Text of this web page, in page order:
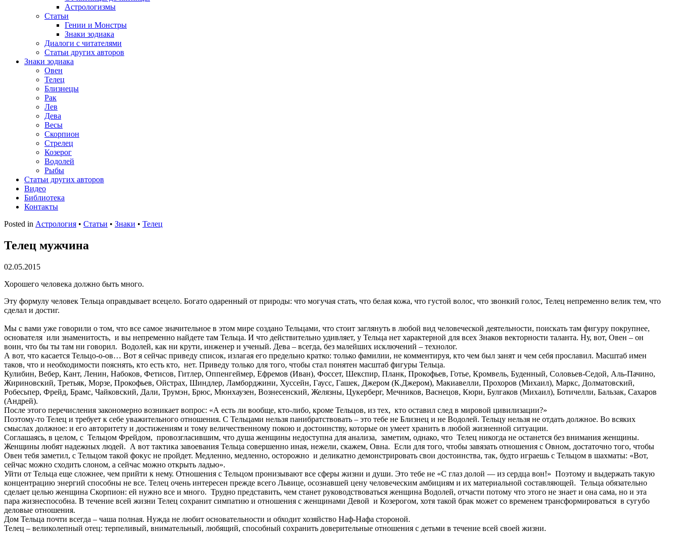
Астрологизмы
Статьи
Гении и Монстры
Знаки зодиака
Диалоги с читателями
Статьи других авторов
Знаки зодиака
Овен
Телец
Близнецы
Рак
Лев
Дева
Весы
Скорпион
Стрелец
Козерог
Водолей
Рыбы
Статьи других авторов
Видео
Библиотека
Контакты
Posted in Астрология • Статьи • Знаки • Телец
Телец мужчина
02.05.2015
Хорошего человека должно быть много.
Эту формулу человек Тельца оправдывает всецело. Богато одаренный от природы: что могучая стать, что белая кожа, что густой волос, что звонкий голос, Телец непременно велик тем, что
сделал и достиг.
Мы с вами уже говорили о том, что все самое значительное в этом мире создано Тельцами, что стоит заглянуть в любой вид человеческой деятельности, поискать там фигуру покрупнее,
основателя или знаменитость, и вы непременно найдете там Тельца. И что действительно удивляет, у Тельца нет характерной для всех Знаков векторности таланта. Ну, вот, Овен – он
воин, что бы ты там ни говорил. Водолей, как ни крути, инженер и ученый. Дева – всегда, без малейших исключений – технолог.
А вот, что касается Тельцо-о-ов… Вот я сейчас приведу список, излагая его предельно кратко: только фамилии, не комментируя, кто чем был занят и чем себя прославил. Масштаб имен
таков, что и необходимости пояснять, кто есть кто, нет. Приведу только для того, чтобы стал понятен масштаб фигуры Тельца.
Кулибин, Вебер, Кант, Ленин, Набоков, Фетисов, Гитлер, Оппенгеймер, Ефремов (Иван), Фоссет, Шекспир, Планк, Прокофьев, Готье, Кромвель, Буденный, Соловьев-Седой, Аль-Пачино,
Жириновский, Третьяк, Морзе, Прокофьев, Ойстрах, Шиндлер, Ламборджини, Хуссейн, Гаусс, Гашек, Джером (К.Джером), Макиавелли, Прохоров (Михаил), Маркс, Долматовский,
Робесьпер, Фрейд, Брамс, Чайковский, Дали, Трумэн, Брюс, Мюнхаузен, Вознесенский, Желязны, Цукерберг, Мечников, Васнецов, Кюри, Булгаков (Михаил), Ботичелли, Бальзак, Сахаров
(Андрей).
После этого перечисления закономерно возникает вопрос: «А есть ли вообще, кто-либо, кроме Тельцов, из тех, кто оставил след в мировой цивилизации?»
Поэтому-то Телец и требует к себе уважительного отношения. С Тельцами нельзя панибратствовать – это тебе не Близнец и не Водолей. Тельцу нельзя не отдать должное. Во всяких
смыслах должное: и его авторитету и достижениям и тому величественному покою и достоинству, которые он умеет хранить в любой жизненной ситуации.
Соглашаясь, в целом, с Тельцом Фрейдом, провозгласившим, что душа женщины недоступна для анализа, заметим, однако, что Телец никогда не останется без внимания женщины.
Женщины любят надежных людей. А вот тактика завоевания Тельца совершенно иная, нежели, скажем, Овна. Если для того, чтобы завязать отношения с Овном, достаточно того, чтобы
Овен тебя заметил, с Тельцом такой фокус не пройдет. Медленно, медленно, осторожно и деликатно демонстрировать свои достоинства, так, будто играешь с Тельцом в шахматы: «Вот,
сейчас можно сходить слоном, а сейчас можно открыть ладью».
Уйти от Тельца еще сложнее, чем прийти к нему. Отношения с Тельцом пронизывают все сферы жизни и души. Это тебе не «С глаз долой — из сердца вон!» Поэтому и выдержать такую
концентрацию энергий способны не все. Телец очень интересен прежде всего Львице, осознавшей цену человеческим амбициям и их материальной составляющей. Тельца обязательно
сделает целью женщина Скорпион: ей нужно все и много. Трудно представить, чем станет руководствоваться женщина Водолей, отчасти потому что этого не знает и она сама, но и эта
пара жизнеспособна. В течение всей жизни Телец сохранит симпатию и отношения с женщинами Девой и Козерогом, хотя такой брак может со временем трансформироваться в сугубо
деловые отношения.
Дом Тельца почти всегда – чаша полная. Нужда не любит основательности и обходит хозяйство Наф-Нафа стороной.
Телец – великолепный отец: терпеливый, внимательный, любящий, способный сохранить доверительные отношения с детьми в течение всей своей жизни.